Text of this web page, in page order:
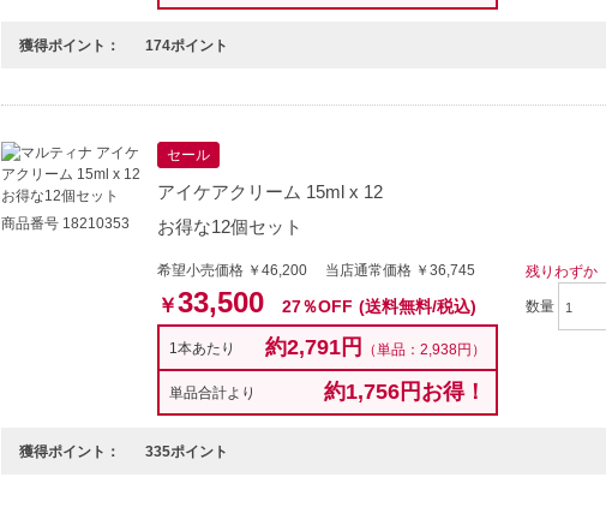
獲得ポイント： 174ポイント
商品番号 18210353
セール
アイケアクリーム 15ml x 12
お得な12個セット
希望小売価格 ￥46,200 当店通常価格 ￥36,745
￥33,500 27％OFF (送料無料/税込)
1本あたり 約2,791円 （単品：2,938円）
単品合計より 約1,756円お得！
残りわずか
数量
獲得ポイント： 335ポイント